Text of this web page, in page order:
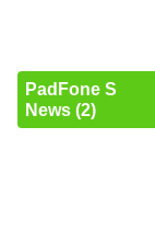
PadFone S
News (2)